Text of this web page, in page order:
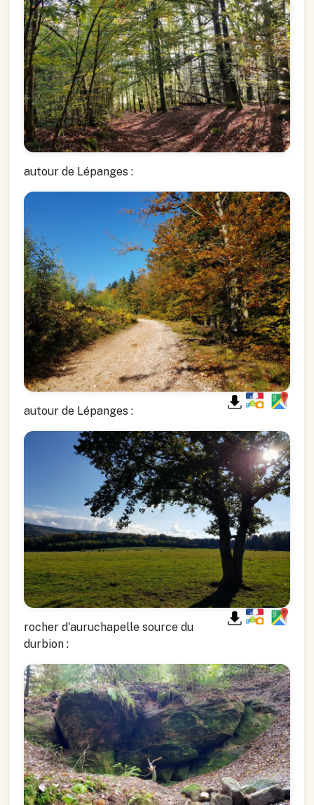
autour de Lépanges :
autour de Lépanges :
rocher d'auruchapelle source du
durbion :